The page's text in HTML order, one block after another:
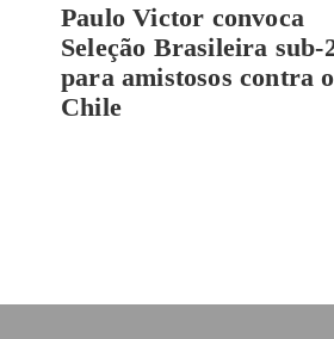
Paulo Victor convoca
Seleção Brasileira sub-
para amistosos contra o
Chile